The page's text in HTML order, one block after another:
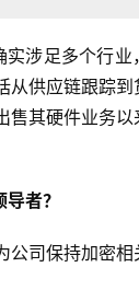
实涉足多个行
供应链跟踪到
售其硬件业务
者？
公司保持加密